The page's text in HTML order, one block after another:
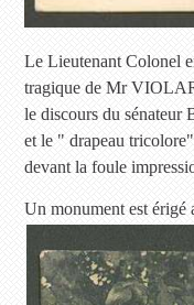
Le Lieutenant Colonel
tragique de Mr
le discours du
et le " drapeau
devant la foule
Un monument est érigé